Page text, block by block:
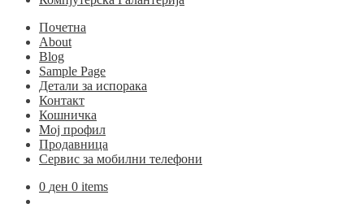
Почетна
About
Blog
Sample Page
Детали за испорака
Контакт
Кошничка
Мој профил
Продавница
Сервис за мобилни телефони
0 ден 0 items